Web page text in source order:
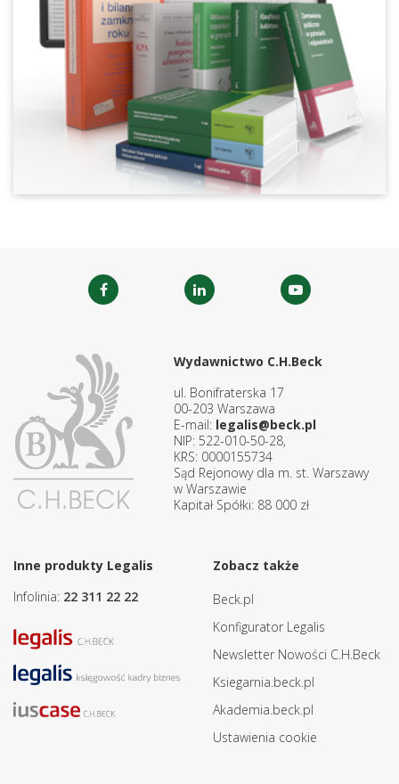
Wydawnictwo C.H.Beck
ul. Bonifraterska 17
00-203 Warszawa
E-mail: legalis@beck.pl
NIP: 522-010-50-28,
KRS: 0000155734
Sąd Rejonowy dla m. st. Warszawy
w Warszawie
Kapitał Spółki: 88 000 zł
Inne produkty Legalis
Infolinia: 22 311 22 22
Zobacz także
Beck.pl
Konfigurator Legalis
Newsletter Nowości C.H.Beck
Ksiegarnia.beck.pl
Akademia.beck.pl
Ustawienia cookie